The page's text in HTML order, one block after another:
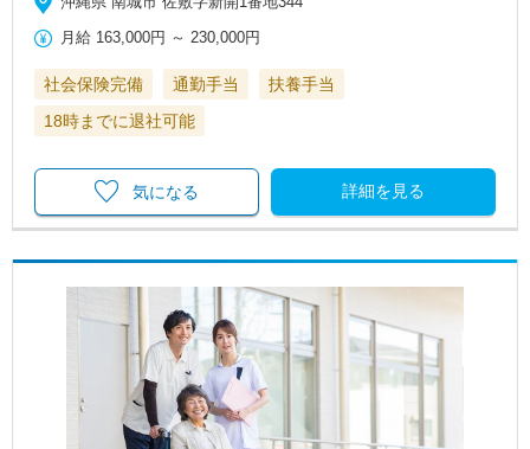
月給 163,000円 ～ 230,000円
社会保険完備 通勤手当
扶養手当
18時までに退社可能
詳細を見る
気になる